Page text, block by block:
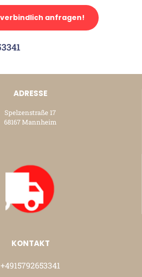
anfragen!
ADRESSE
Spelzenstraße 17
68167 Mannheim
KONTAKT
+4915792653341